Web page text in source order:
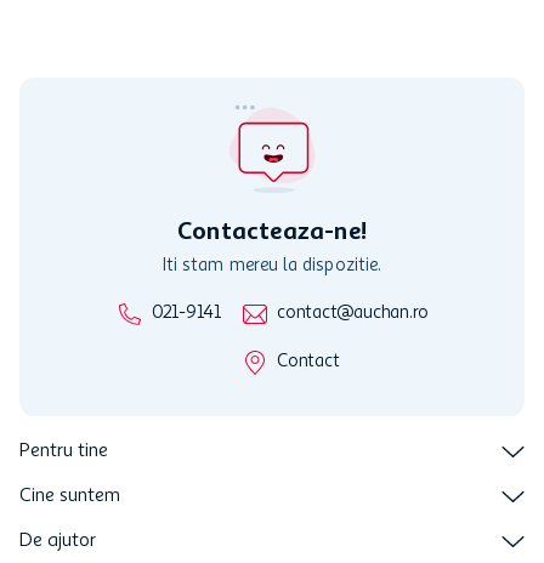
intretineri sau reparatii tehnice la sistemul de utilizarea al Cardului.
Contacteaza-ne!
Iti stam mereu la dispozitie.
021-9141 contact@auchan.ro
Contact
Pentru tine
Cine suntem
De ajutor